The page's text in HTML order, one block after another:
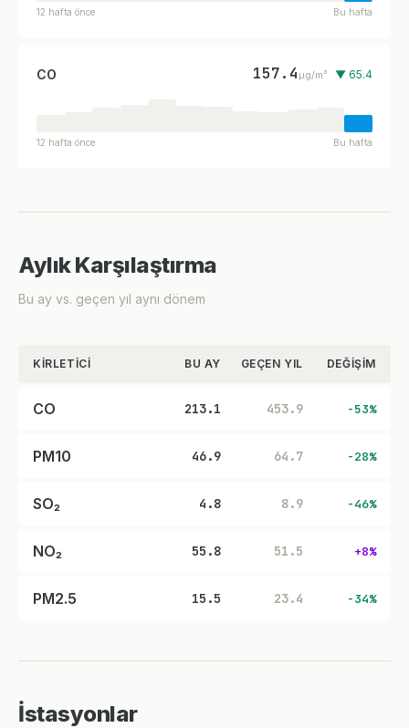
12 hafta önce Bu hafta
CO 157.4 µg/m³ ▼ 65.4
12 hafta önce Bu hafta
Aylık Karşılaştırma
Bu ay vs. geçen yıl aynı dönem
KIRLETICI BU AY GEÇEN YIL DEĞIŞIM
CO 213.1 453.9 -53%
PM10 46.9 64.7 -28%
SO₂ 4.8 8.9 -46%
NO₂ 55.8 51.5 +8%
PM2.5 15.5 23.4 -34%
İstasyonlar